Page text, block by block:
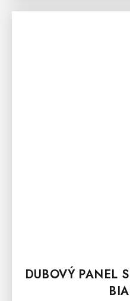
DUBOVÝ PANEL